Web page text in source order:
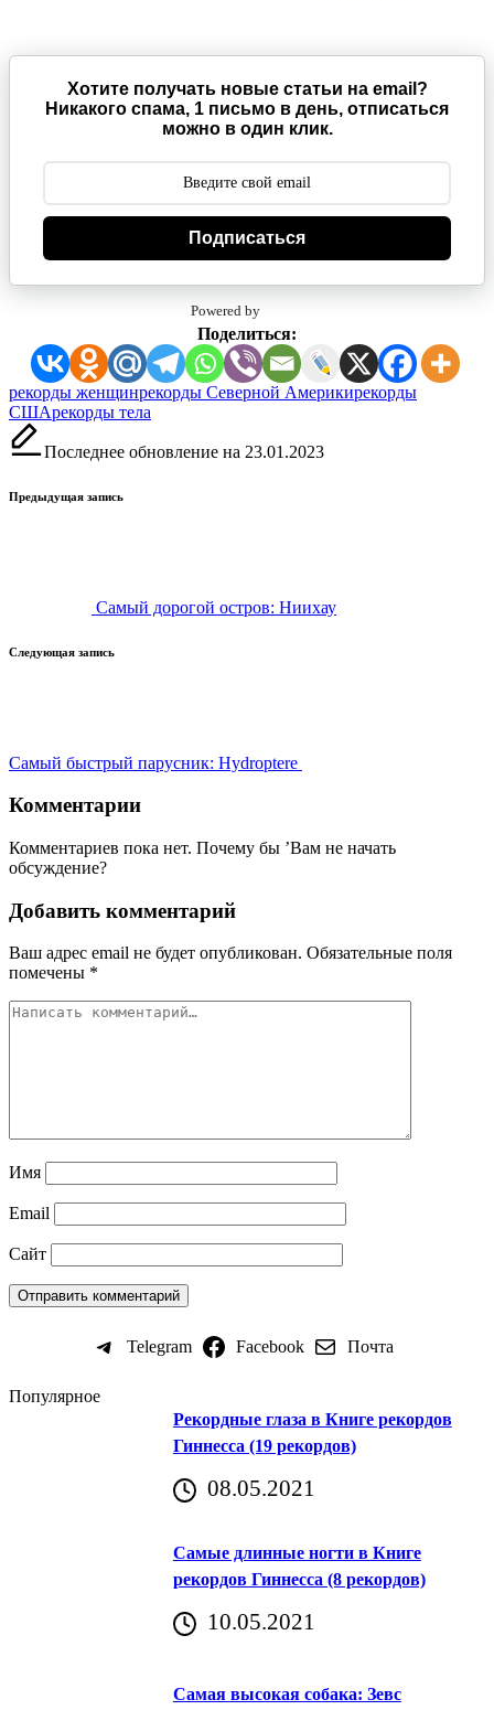
Хотите получать новые статьи на email?
Никакого спама, 1 письмо в день, отписаться
можно в один клик.
Подписаться
Powered by
Поделиться:
Метки:
рекорды женщинрекорды Северной Америкирекорды
СШАрекорды тела
Последнее обновление на 23.01.2023
Навигация
Предыдущая запись
Самый дорогой остров: Ниихау
Следующая запись
Самый быстрый парусник: Hydroptere
Комментарии
Комментариев пока нет. Почему бы ’Вам не начать
обсуждение?
Добавить комментарий
Ваш адрес email не будет опубликован. Обязательные поля
помечены *
Имя
Email
Сайт
Telegram Facebook Почта
Популярное
Рекордные глаза в Книге рекордов
Гиннесса (19 рекордов)
08.05.2021
Самые длинные ногти в Книге
рекордов Гиннесса (8 рекордов)
10.05.2021
Самая высокая собака: Зевс